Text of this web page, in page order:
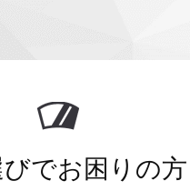
でお困りの方